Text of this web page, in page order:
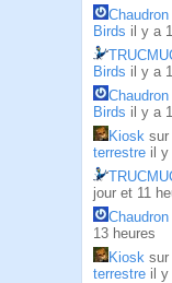
Chaudron
Birds il y a
Birds il y a
Chaudron
Birds il y a
Kiosk sur
terrestre il y
jour et 11
Chaudron
13 heures
Kiosk sur
terrestre il y